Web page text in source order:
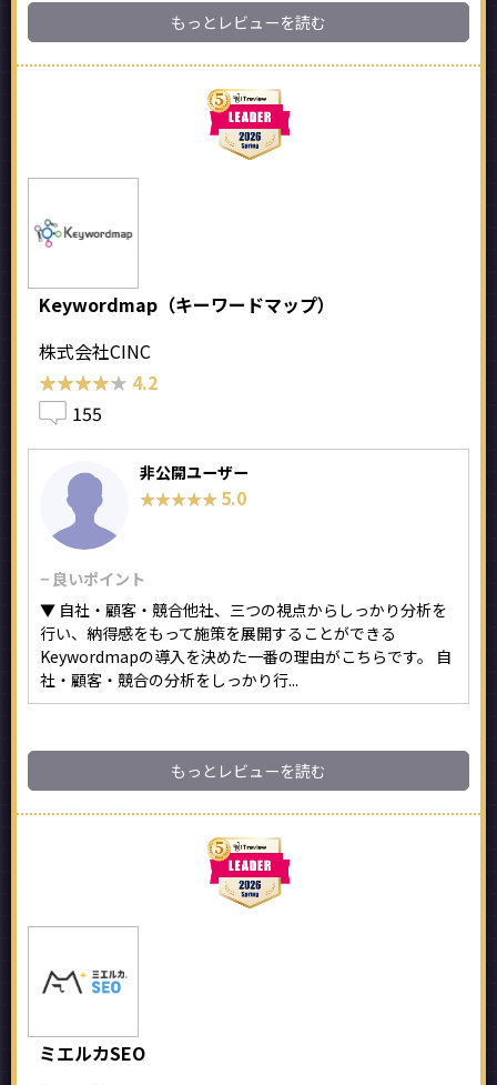
もっとレビューを読む
Keywordmap（キーワードマップ）
株式会社CINC
★★★★★
★★★★★ 4.2
155
非公開ユーザー
★★★★★
★★★★★ 5.0
− 良いポイント
▼ 自社・顧客・競合他社、三つの視点からしっかり分析を
行い、納得感をもって施策を展開することができる
Keywordmapの導入を決めた一番の理由がこちらです。 自
社・顧客・競合の分析をしっかり行...
もっとレビューを読む
ミエルカSEO